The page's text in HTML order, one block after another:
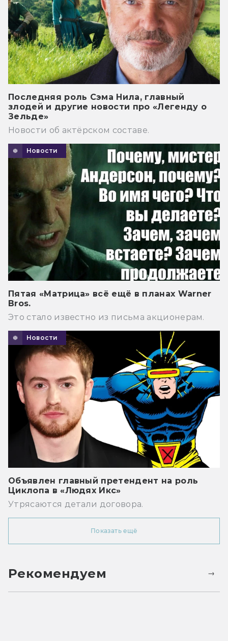
Последняя роль Сэма Нила, главный
злодей и другие новости про «Легенду о
Зельде»
Новости об актёрском составе.
Новости
Пятая «Матрица» всё ещё в планах Warner
Bros.
Это стало известно из письма акционерам.
Новости
Объявлен главный претендент на роль
Циклопа в «Людях Икс»
Утрясаются детали договора.
Показать ещё
Рекомендуем